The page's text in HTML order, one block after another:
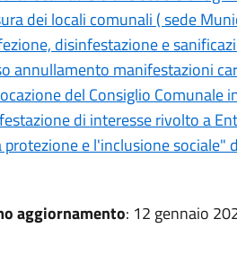
dei locali comunali ( sede
disinfestazione e
annullamento manifestazioni
del Consiglio
di interesse rivolto a
protezione e l'inclusione sociale"
aggiornamento: 12 gennaio